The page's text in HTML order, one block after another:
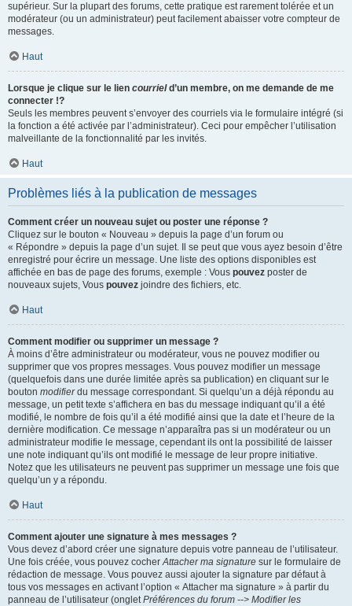
supérieur. Sur la plupart des forums, cette pratique est rarement tolérée et un
modérateur (ou un administrateur) peut facilement abaisser votre compteur de
messages.
Haut
Lorsque je clique sur le lien courrield’un membre, on me demande de me
connecter !?
Seuls les membres peuvent s’envoyer des courriels via le formulaire intégré (si
la fonction a été activée par l’administrateur). Ceci pour empêcher l’utilisation
malveillante de la fonctionnalité par les invités.
Haut
Problèmes liés à la publication de messages
Comment créer un nouveau sujet ou poster une réponse ?
Cliquez sur le bouton « Nouveau » depuis la page d’un forum ou
« Répondre » depuis la page d’un sujet. Il se peut que vous ayez besoin d’être
enregistré pour écrire un message. Une liste des options disponibles est
affichée en bas de page des forums, exemple : Vous pouvez poster de
nouveaux sujets, Vous pouvez joindre des fichiers, etc.
Haut
Comment modifier ou supprimer un message ?
À moins d’être administrateur ou modérateur, vous ne pouvez modifier ou
supprimer que vos propres messages. Vous pouvez modifier un message
(quelquefois dans une durée limitée après sa publication) en cliquant sur le
bouton modifierdu message correspondant. Si quelqu’un a déjà répondu au
message, un petit texte s’affichera en bas du message indiquant qu’il a été
modifié, le nombre de fois qu’il a été modifié ainsi que la date et l’heure de la
dernière modification. Ce message n’apparaîtra pas si un modérateur ou un
administrateur modifie le message, cependant ils ont la possibilité de laisser
une note indiquant qu’ils ont modifié le message de leur propre initiative.
Notez que les utilisateurs ne peuvent pas supprimer un message une fois que
quelqu’un y a répondu.
Haut
Comment ajouter une signature à mes messages ?
Vous devez d’abord créer une signature depuis votre panneau de l’utilisateur.
Une fois créée, vous pouvez cocherAttacher ma signature sur le formulaire de
rédaction de message. Vous pouvez aussi ajouter la signature par défaut à
tous vos messages en activant l’option « Attacher ma signature » à partir du
panneau de l’utilisateur (ongletPréférences du forum --> Modifier les